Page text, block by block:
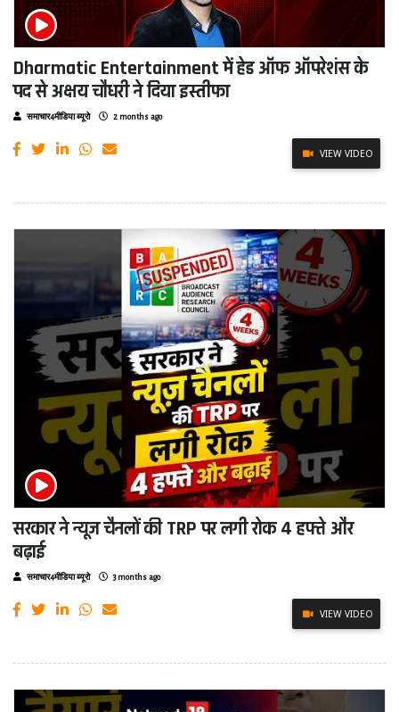
Dharmatic Entertainment में हेड ऑफ ऑपरेशंस के
पद से अक्षय चौधरी ने दिया इस्तीफा
समाचार4मीडिया ब्यूरो 2 months ago
VIEW VIDEO
सरकार ने न्यूज चैनलों की TRP पर लगी रोक 4 हफ्ते और
बढ़ाई
समाचार4मीडिया ब्यूरो 3 months ago
VIEW VIDEO